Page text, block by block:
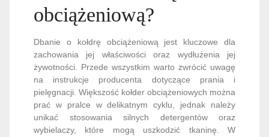
obciążeniową?
Dbanie o kołdrę obciążeniową jest kluczowe dla
zachowania jej właściwości oraz wydłużenia jej
żywotności. Przede wszystkim warto zwrócić uwagę
na instrukcje producenta dotyczące prania i
pielęgnacji. Większość kołder obciążeniowych można
prać w pralce w delikatnym cyklu, jednak należy
unikać stosowania silnych detergentów oraz
wybielaczy, które mogą uszkodzić tkaninę. W